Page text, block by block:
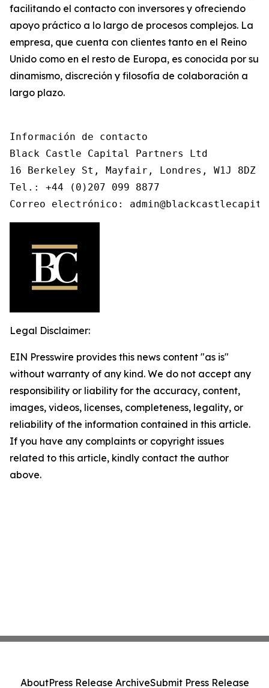
facilitando el contacto con inversores y ofreciendo
apoyo práctico a lo largo de procesos complejos. La
empresa, que cuenta con clientes tanto en el Reino
Unido como en el resto de Europa, es conocida por su
dinamismo, discreción y filosofía de colaboración a
largo plazo.
Información de contacto
Black Castle Capital Partners Ltd
16 Berkeley St, Mayfair, Londres, W1J 8DZ
Tel.: +44 (0)207 099 8877
Correo electrónico:
Legal Disclaimer:
EIN Presswire provides this news content "as is"
without warranty of any kind. We do not accept any
responsibility or liability for the accuracy, content,
images, videos, licenses, completeness, legality, or
reliability of the information contained in this article.
If you have any complaints or copyright issues
related to this article, kindly contact the author
above.
AboutPress Release ArchiveSubmit Press Release